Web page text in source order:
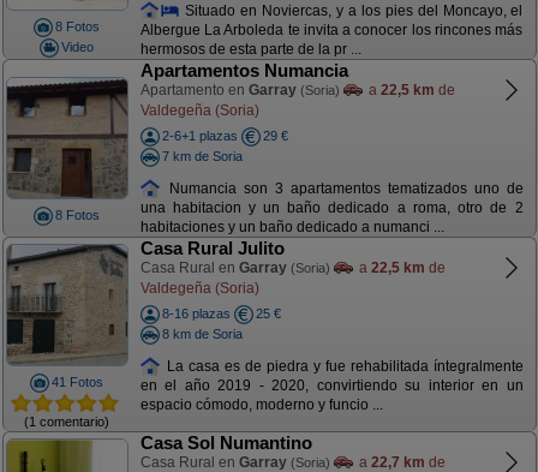
8 Fotos
Video
Situado en Noviercas, y a los pies del Moncayo, el
Albergue La Arboleda te invita a conocer los rincones más
hermosos de esta parte de la pr ...
8 Fotos
Apartamentos Numancia
Apartamento en Garray (Soria) a 22,5 km de
Valdegeña (Soria)
2-6+1 plazas
29 €
7 km de Soria
Numancia son 3 apartamentos tematizados uno de
una habitacion y un baño dedicado a roma, otro de 2
habitaciones y un baño dedicado a numanci ...
41 Fotos
(1 comentario)
Casa Rural Julito
Casa Rural en Garray (Soria) a 22,5 km de
Valdegeña (Soria)
8-16 plazas
25 €
8 km de Soria
La casa es de piedra y fue rehabilitada íntegralmente
en el año 2019 - 2020, convirtiendo su interior en un
espacio cómodo, moderno y funcio ...
Casa Sol Numantino
Casa Rural en Garray (Soria) a 22,7 km de